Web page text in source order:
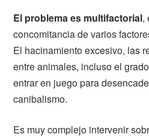
El problema es multifactorial,
concomitancia de varios
El hacinamiento excesivo, las
entre animales, incluso el
entrar en juego para
canibalismo.
Es muy complejo intervenir